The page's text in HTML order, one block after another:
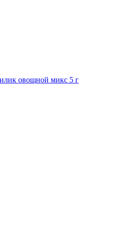
овощной микс 5 г